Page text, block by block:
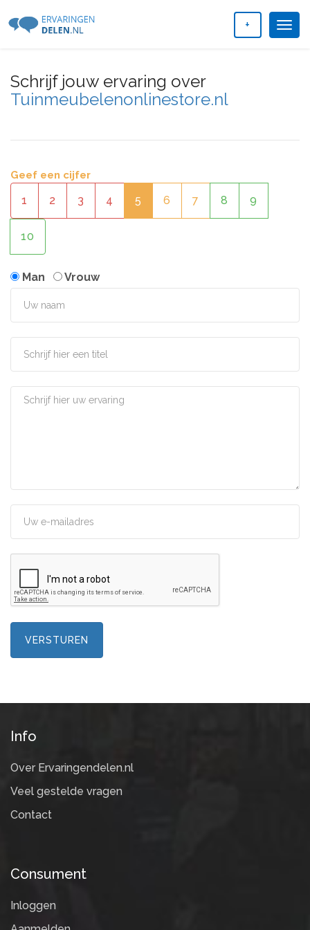
+
Schrijf jouw ervaring over
Tuinmeubelenonlinestore.nl
Geef een cijfer
1 2 3 4 5 6 7 8 9
10
Man Vrouw
VERSTUREN
Info
Over Ervaringendelen.nl
Veel gestelde vragen
Contact
Consument
Inloggen